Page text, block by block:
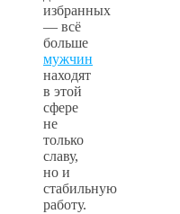
избранных
— всё
больше
мужчин
находят
в этой
сфере
не
только
славу,
но и
стабильную
работу.